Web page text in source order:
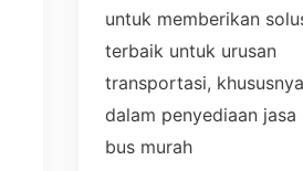
untuk memberikan
terbaik untuk urusan
transportasi,
dalam penyediaan jasa
bus murah